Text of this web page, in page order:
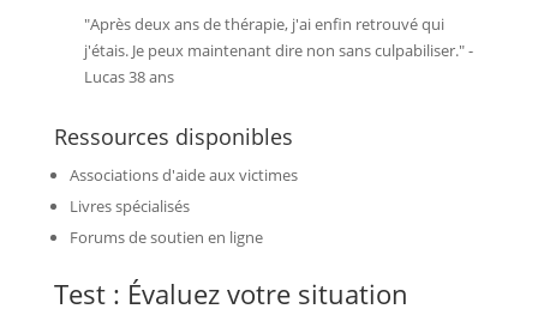
"Après deux ans de thérapie, j'ai enfin retrouvé qui
j'étais. Je peux maintenant dire non sans culpabiliser." -
Lucas 38 ans
Ressources disponibles
Associations d'aide aux victimes
Livres spécialisés
Forums de soutien en ligne
Test : Évaluez votre situation